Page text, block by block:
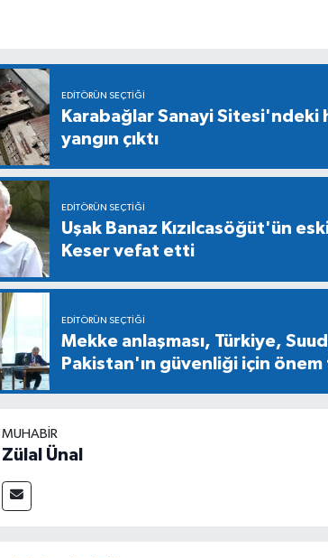
EDITÖRÜN SEÇTIĞI
Karabağlar Sanayi
yangın çıktı
EDITÖRÜN SEÇTIĞI
Uşak Banaz Kızılcasöğüt'ün
Keser vefat etti
EDITÖRÜN SEÇTIĞI
Mekke anlaşması, Türkiye,
Pakistan'ın güvenliği için önem
MUHABIR
Zülal Ünal